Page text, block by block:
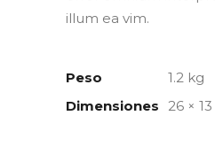
illum ea vim.
Peso
1.2 kg
Dimensiones
26 ×